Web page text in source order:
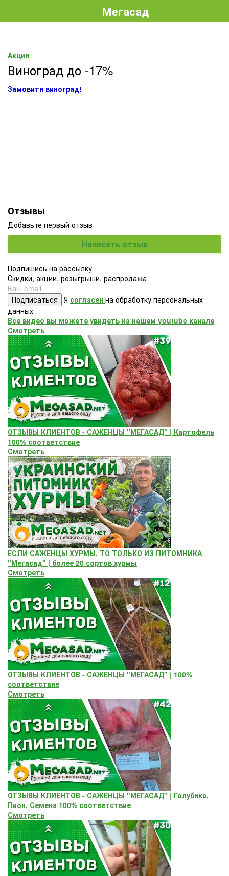
Мегасад
Акции
Виноград до -17%
Замовити виноград!
Отзывы
Добавьте первый отзыв
Написать отзыв
Подпишись на рассылку
Скидки, акции, розыгрыши, распродажа
Подписаться Я согласен на обработку персональных
данных
Все видео вы можете увидеть на нашем youtube канале
Смотреть
ОТЗЫВЫ КЛИЕНТОВ - САЖЕНЦЫ "МЕГАСАД" | Картофель
100% соответствие
Смотреть
ЕСЛИ САЖЕНЦЫ ХУРМЫ, ТО ТОЛЬКО ИЗ ПИТОМНИКА
"Мегасад" | более 20 сортов хурмы
Смотреть
ОТЗЫВЫ КЛИЕНТОВ - САЖЕНЦЫ "МЕГАСАД" | 100%
соответствие
Смотреть
ОТЗЫВЫ КЛИЕНТОВ - САЖЕНЦЫ "МЕГАСАД" | Голубика,
Пион, Семена 100% соответствие
Смотреть